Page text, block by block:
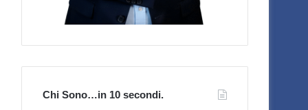
Chi Sono…in 10 secondi.